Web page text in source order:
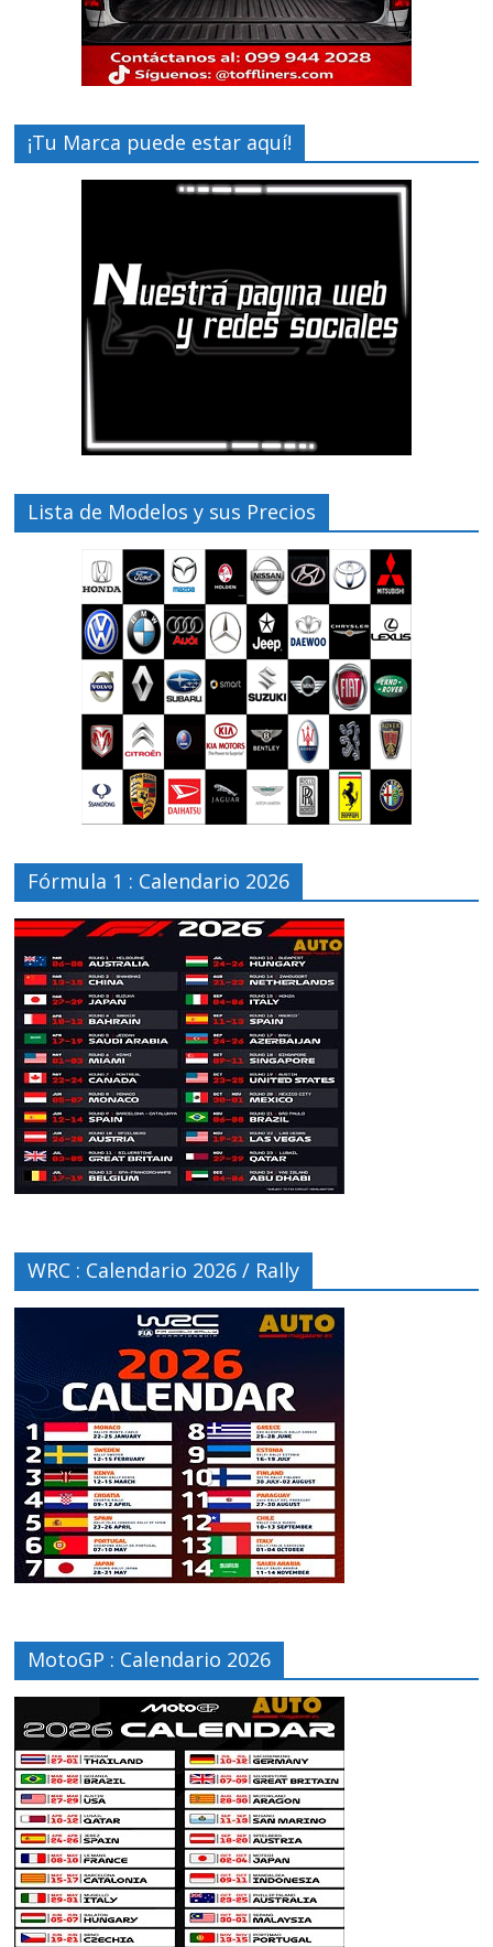
¡Tu Marca puede estar aquí!
Lista de Modelos y sus Precios
Fórmula 1 : Calendario 2026
WRC : Calendario 2026 / Rally
MotoGP : Calendario 2026